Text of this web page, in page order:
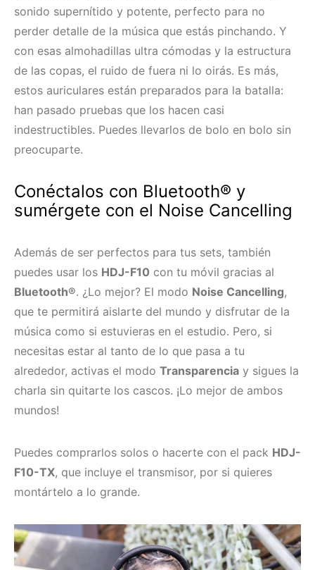
sonido supernítido y potente, perfecto para no
perder detalle de la música que estás pinchando. Y
con esas almohadillas ultra cómodas y la estructura
de las copas, el ruido de fuera ni lo oirás. Es más,
estos auriculares están preparados para la batalla:
han pasado pruebas que los hacen casi
indestructibles. Puedes llevarlos de bolo en bolo sin
preocuparte.
Conéctalos con Bluetooth® y
sumérgete con el Noise Cancelling
Además de ser perfectos para tus sets, también
puedes usar los HDJ-F10 con tu móvil gracias al
Bluetooth®. ¿Lo mejor? El modo Noise Cancelling,
que te permitirá aislarte del mundo y disfrutar de la
música como si estuvieras en el estudio. Pero, si
necesitas estar al tanto de lo que pasa a tu
alrededor, activas el modo Transparencia y sigues la
charla sin quitarte los cascos. ¡Lo mejor de ambos
mundos!
Puedes comprarlos solos o hacerte con el pack HDJ-
F10-TX, que incluye el transmisor, por si quieres
montártelo a lo grande.